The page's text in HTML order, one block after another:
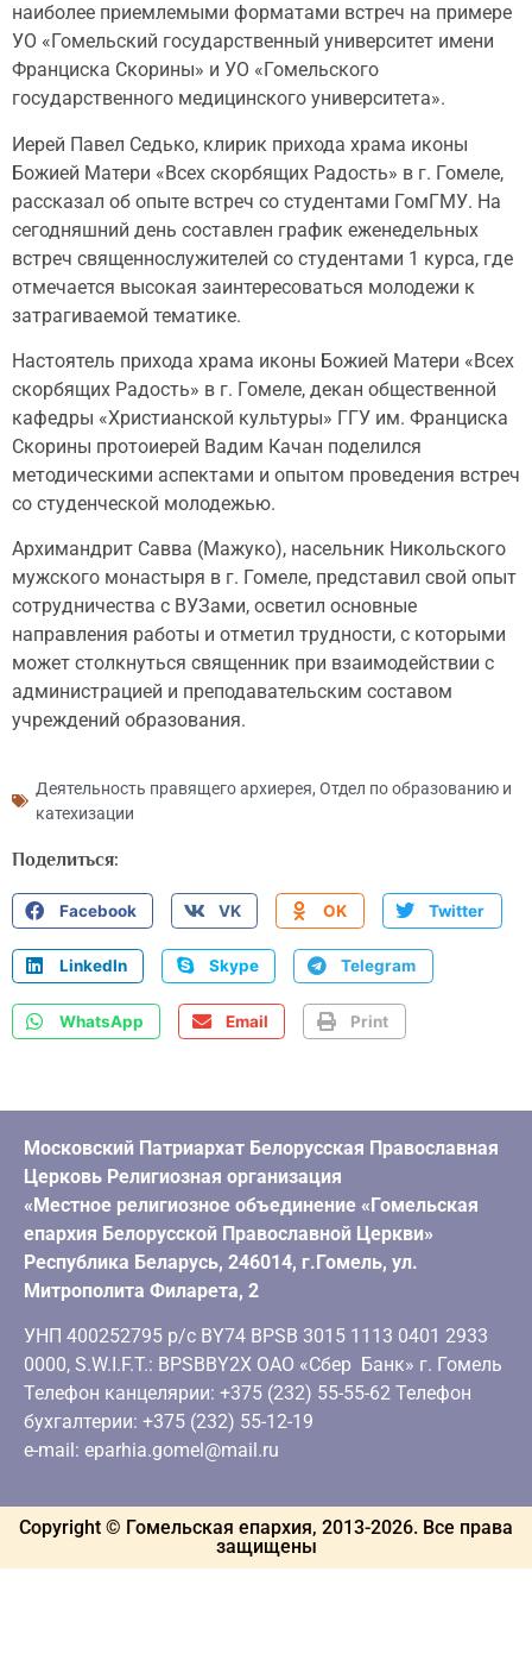
наиболее приемлемыми форматами встреч на примере
УО «Гомельский государственный университет имени
Франциска Скорины» и УО «Гомельского
государственного медицинского университета».
Иерей Павел Седько, клирик прихода храма иконы
Божией Матери «Всех скорбящих Радость» в г. Гомеле,
рассказал об опыте встреч со студентами ГомГМУ. На
сегодняшний день составлен график еженедельных
встреч священнослужителей со студентами 1 курса, где
отмечается высокая заинтересоваться молодежи к
затрагиваемой тематике.
Настоятель прихода храма иконы Божией Матери «Всех
скорбящих Радость» в г. Гомеле, декан общественной
кафедры «Христианской культуры» ГГУ им. Франциска
Скорины протоиерей Вадим Качан поделился
методическими аспектами и опытом проведения встреч
со студенческой молодежью.
Архимандрит Савва (Мажуко), насельник Никольского
мужского монастыря в г. Гомеле, представил свой опыт
сотрудничества с ВУЗами, осветил основные
направления работы и отметил трудности, с которыми
может столкнуться священник при взаимодействии с
администрацией и преподавательским составом
учреждений образования.
Деятельность правящего архиерея, Отдел по образованию и
катехизации
Поделиться:
Facebook VK OK Twitter
LinkedIn Skype Telegram
WhatsApp Email Print
Московский Патриархат Белорусская Православная
Церковь Религиозная организация
«Местное религиозное объединение «Гомельская
епархия Белорусской Православной Церкви»
Республика Беларусь, 246014, г.Гомель, ул.
Митрополита Филарета, 2
УНП 400252795 р/с BY74 BPSB 3015 1113 0401 2933
0000, S.W.I.F.T.: BPSBBY2X ОАО «Сбер Банк» г. Гомель
Телефон канцелярии: +375 (232) 55-55-62 Телефон
бухгалтерии: +375 (232) 55-12-19
e-mail: eparhia.gomel@mail.ru
Copyright © Гомельская епархия, 2013-2026. Все права
защищены